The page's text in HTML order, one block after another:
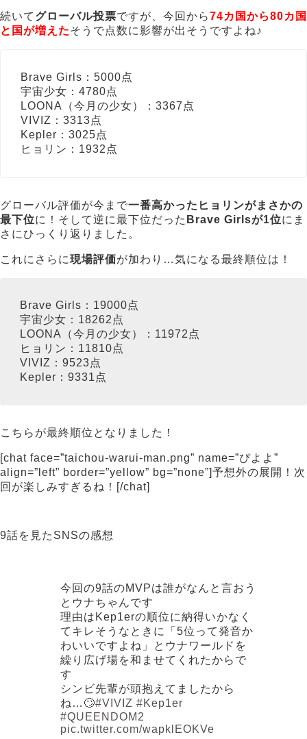
続いて グローバル投票ですが、今回から74カ国から80カ国
と国が増えたそうで点数に影響が出そうですよね♪
Brave Girls：5000点
宇宙少女：4780点
LOONA（今月の少女）：3367点
VIVIZ：3313点
Kepler：3025点
ヒョリン：1932点
グローバル評価が今まで一番高かったヒョリンがまさかの
最下位に！そして逆に最下位だった Brave Girlsが1位にま
さにひっくり返りました。
これにさらに現場評価が加わり…気になる最終順位は！
Brave Girls：19000点
宇宙少女：18262点
LOONA（今月の少女）：11972点
ヒョリン：11810点
VIVIZ：9523点
Kepler：9331点
こちらが最終順位となりました！
[chat face=”taichou-warui-man.png” name=”ぴよよ”
align=”left” border=”yellow” bg=”none”]予想外の展開！次
回が楽しみすぎるね！[/chat]
9話を見たSNSの感想
今回の9話のMVPは誰がなんと言おう
とウナちゃんです
理由はKep1erの順位に納得いかなく
てキレそうなときに「5位って発音か
わいいですよね」とウナワールドを
繰り広げ場を和ませてくれたからで
す
シンビ先輩が頭抱えてましたから
ね…🙄#VIVIZ #Kep1er
#QUEENDOM2
pic.twitter.com/wapklEOKVe